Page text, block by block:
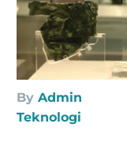
By Admin
Teknologi